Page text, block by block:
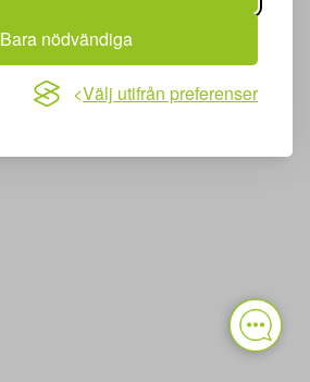
Bara nödvändiga
Välj utifrån preferenser